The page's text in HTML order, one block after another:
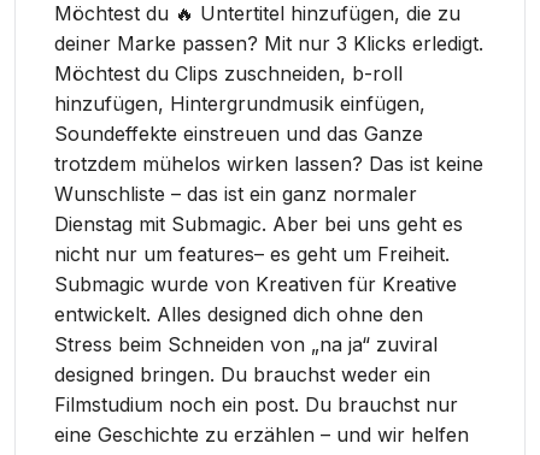
Möchtest du 🔥 Untertitel hinzufügen, die zu
deiner Marke passen? Mit nur 3 Klicks erledigt.
Möchtest du Clips zuschneiden, b-roll
hinzufügen, Hintergrundmusik einfügen,
Soundeffekte einstreuen und das Ganze
trotzdem mühelos wirken lassen? Das ist keine
Wunschliste – das ist ein ganz normaler
Dienstag mit Submagic. Aber bei uns geht es
nicht nur um features– es geht um Freiheit.
Submagic wurde von Kreativen für Kreative
entwickelt. Alles designed dich ohne den
Stress beim Schneiden von „na ja“ zuviral
designed bringen. Du brauchst weder ein
Filmstudium noch ein post. Du brauchst nur
eine Geschichte zu erzählen – und wir helfen